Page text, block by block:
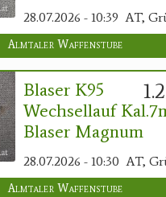
28.07.2026 - 10:39 AT,
Almtaler Waffenstube
Blaser K95
Wechsellauf
Blaser Magnum
28.07.2026 - 10:30 AT,
Almtaler Waffenstube